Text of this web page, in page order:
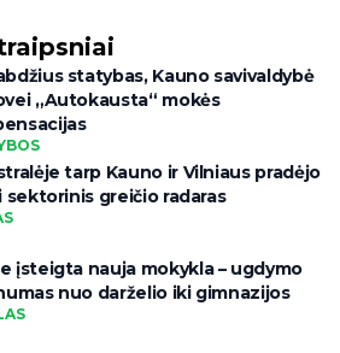
statybas, Kauno savivaldybė
„Autokausta“ mokės
tarp Kauno ir Vilniaus pradėjo
sektorinis greičio radaras
įsteigta nauja mokykla – ugdymo
nuo darželio iki gimnazijos